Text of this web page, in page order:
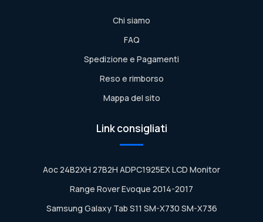
Chi siamo
FAQ
Spedizione e Pagamenti
Reso e rimborso
Mappa del sito
Link consigliati
Aoc 24B2XH 27B2H ADPC1925EX LCD Monitor
Range Rover Evoque 2014-2017
Samsung Galaxy Tab S11 SM-X730 SM-X736